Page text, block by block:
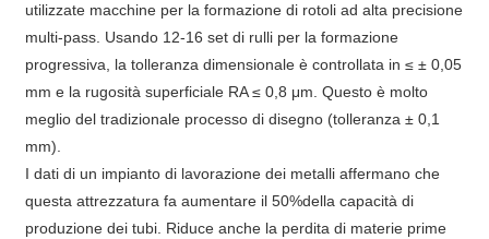
utilizzate macchine per la formazione di rotoli ad alta precisione
multi-pass. Usando 12-16 set di rulli per la formazione
progressiva, la tolleranza dimensionale è controllata in ≤ ± 0,05
mm e la rugosità superficiale RA ≤ 0,8 μm. Questo è molto
meglio del tradizionale processo di disegno (tolleranza ± 0,1
mm).
I dati di un impianto di lavorazione dei metalli affermano che
questa attrezzatura fa aumentare il 50%della capacità di
produzione dei tubi. Riduce anche la perdita di materie prime